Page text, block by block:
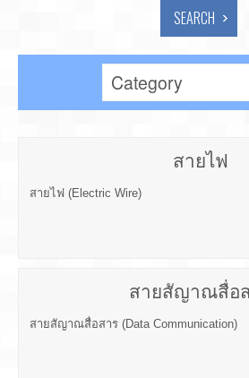
SEARCH
สายไฟ
สายไฟ (Electric Wire)
สายสัญาณสื่อ
สายสัญาณสื่อสาร (Data Communication)